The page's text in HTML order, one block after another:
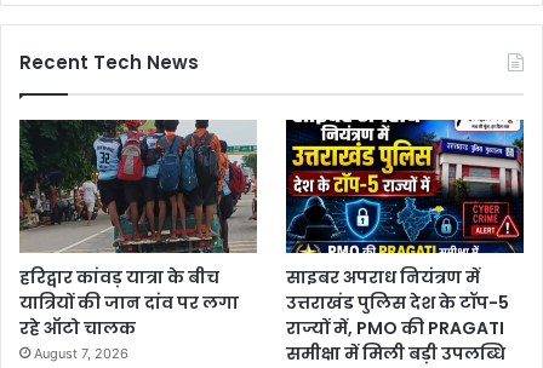
Recent Tech News
हरिद्वार कांवड़ यात्रा के बीच
यात्रियों की जान दांव पर लगा
रहे ऑटो चालक
August 7, 2026
साइबर अपराध नियंत्रण में
उत्तराखंड पुलिस देश के टॉप-5
राज्यों में, PMO की PRAGATI
समीक्षा में मिली बड़ी उपलब्धि